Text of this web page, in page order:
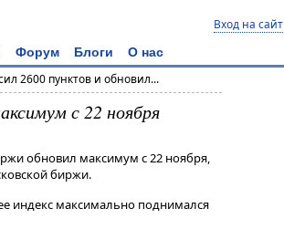
Вход на сайт
Форум Блоги О нас
2600 пунктов и обновил...
с 22 ноября
обновил максимум с 22 ноября,
биржи.
индекс максимально поднимался